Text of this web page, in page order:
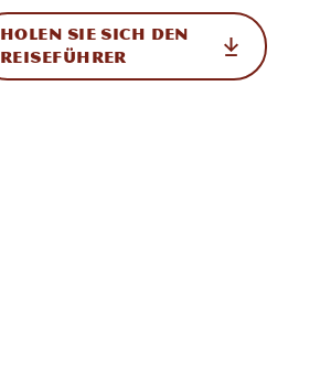
HOLEN SIE SICH DEN
REISEFÜHRER